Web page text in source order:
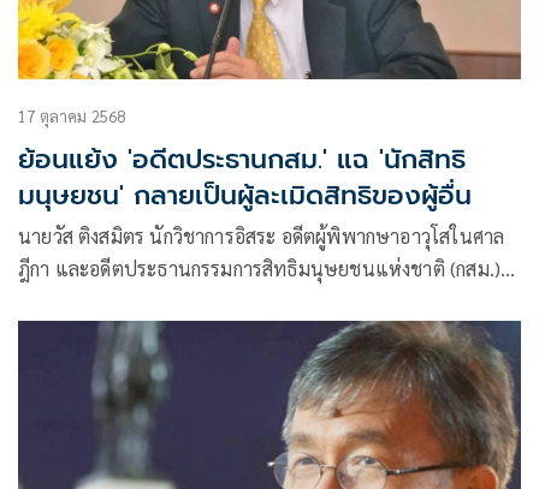
17 ตุลาคม 2568
ย้อนแย้ง 'อดีตประธานกสม.' แฉ 'นักสิทธิ
มนุษยชน' กลายเป็นผู้ละเมิดสิทธิของผู้อื่น
นายวัส ติงสมิตร นักวิชาการอิสระ อดีตผู้พิพากษาอาวุโสในศาล
ฎีกา และอดีตประธานกรรมการสิทธิมนุษยชนแห่งชาติ (กสม.)
สิทธิของผู้อื่น?